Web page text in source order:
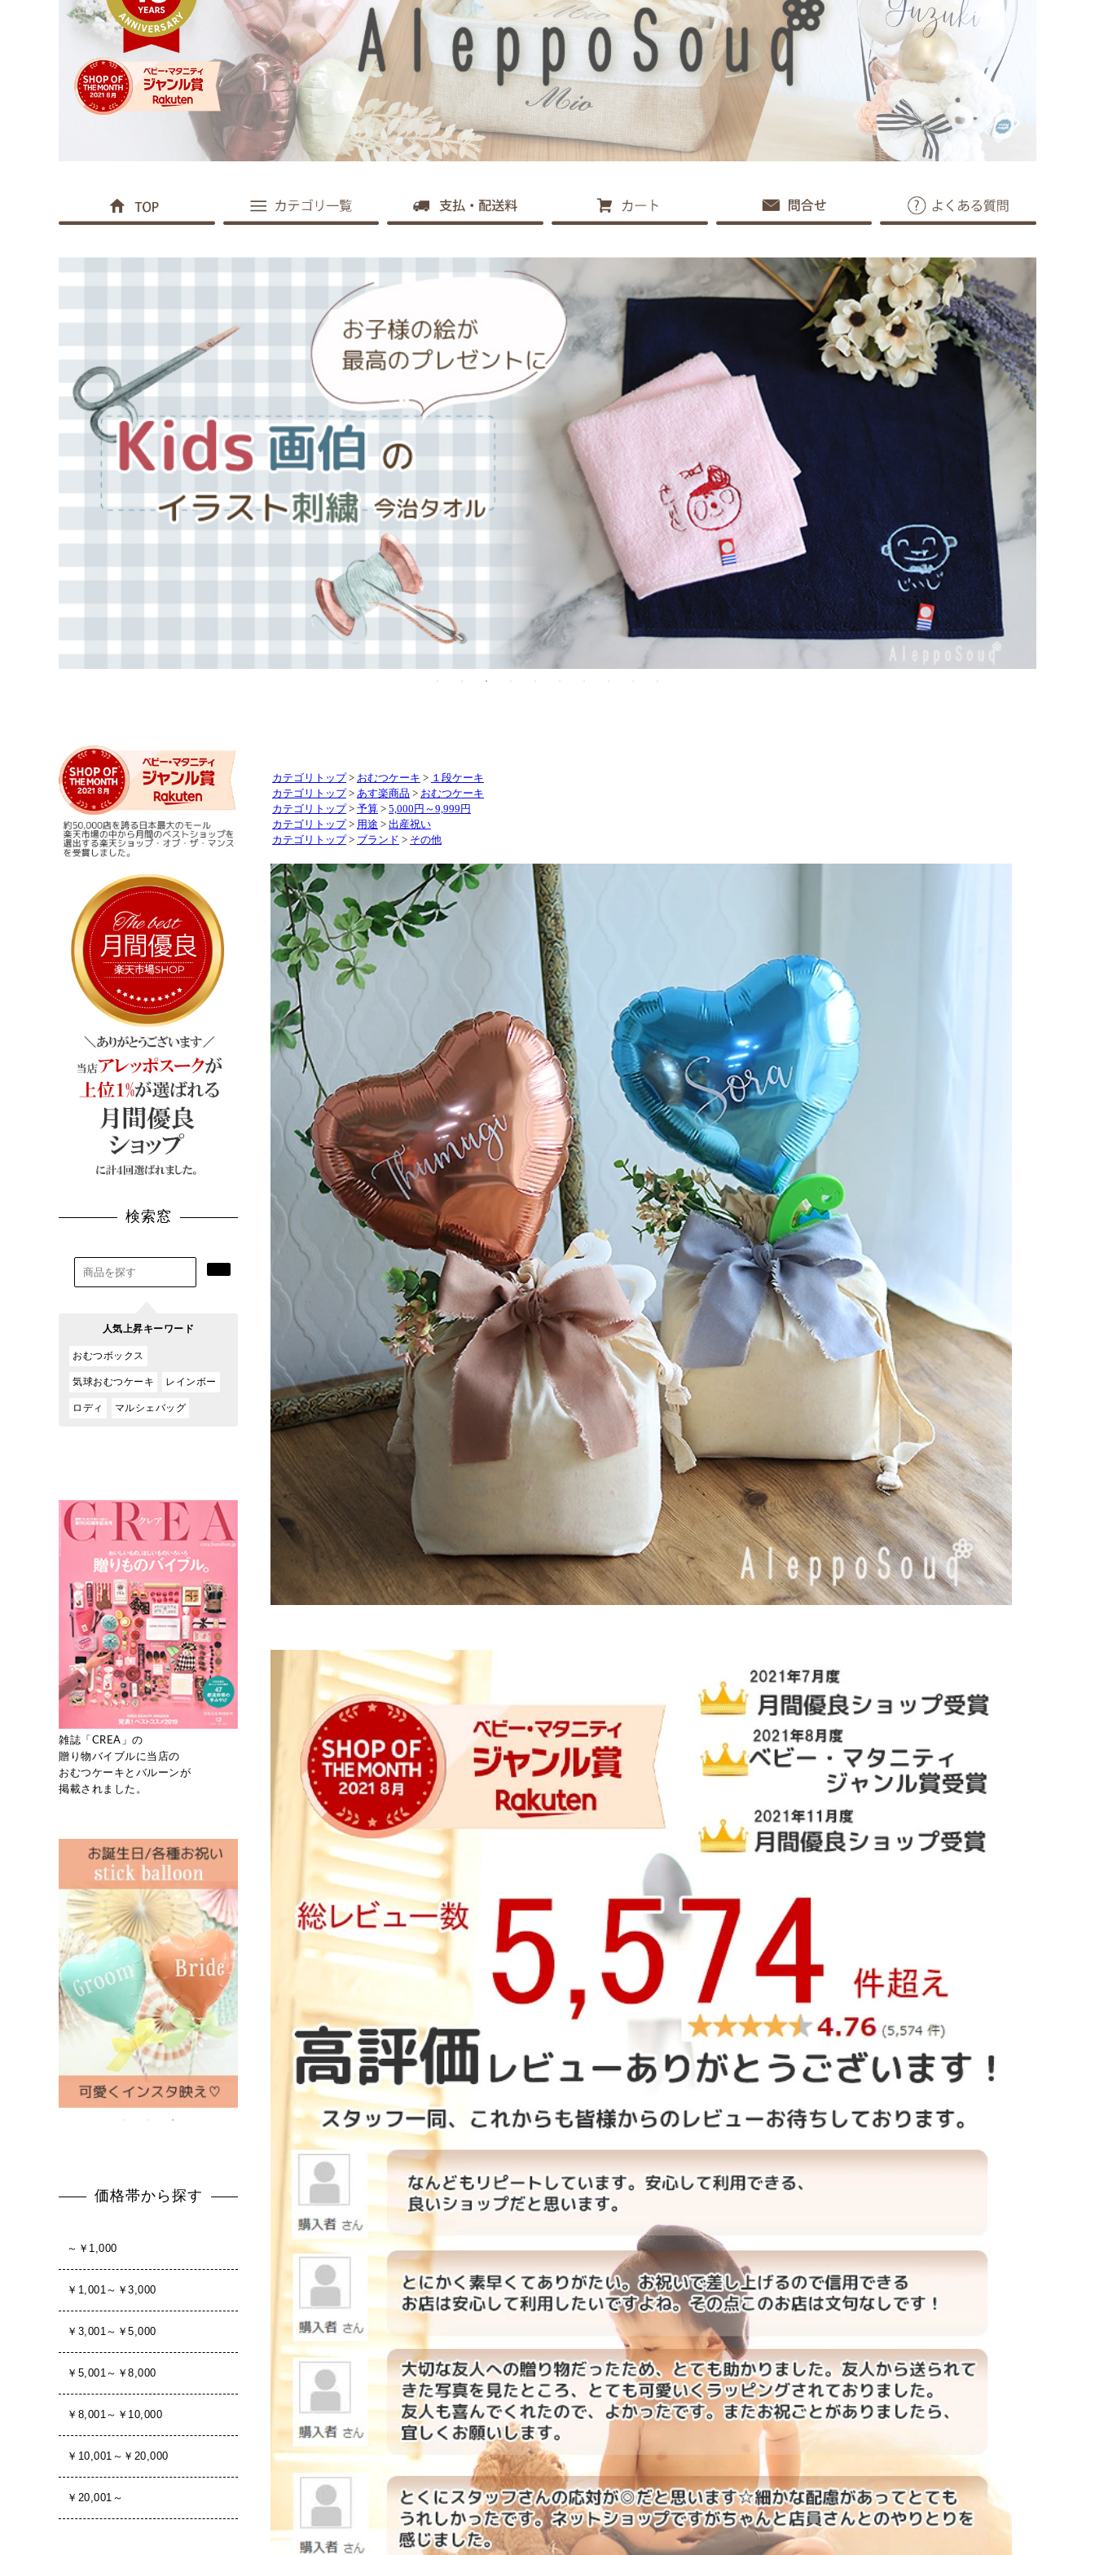
カテゴリトップ > おむつケーキ > １段ケーキ
カテゴリトップ > あす楽商品 > おむつケーキ
カテゴリトップ > 予算 > 5,000円～9,999円
カテゴリトップ > 用途 > 出産祝い
カテゴリトップ > ブランド > その他